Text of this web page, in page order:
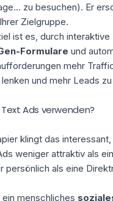
zu besuchen). Er
Zielgruppe.
ist es, durch interaktive
Formulare und
mehr
und mehr Leads zu
Ads verwenden?
klingt das
weniger attraktiv als ein
persönlich als eine
menschliches